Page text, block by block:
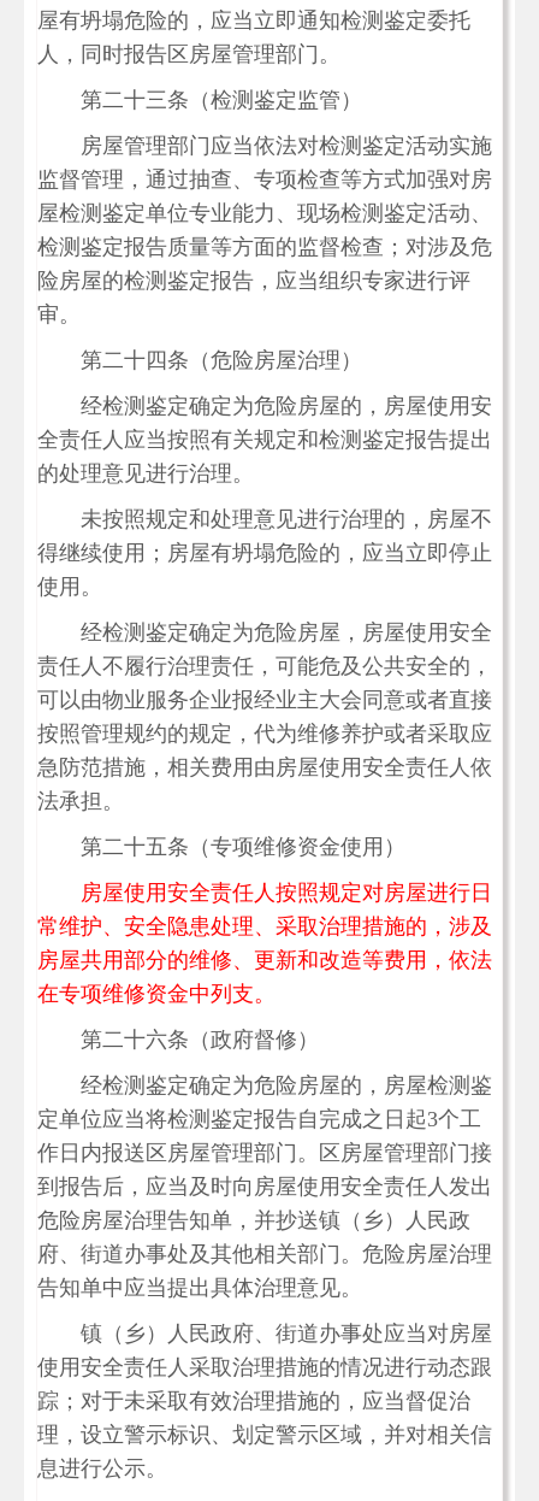
屋有坍塌危险的，应当立即通知检测鉴定委托
人，同时报告区房屋管理部门。
第二十三条（检测鉴定监管）
房屋管理部门应当依法对检测鉴定活动实施
监督管理，通过抽查、专项检查等方式加强对房
屋检测鉴定单位专业能力、现场检测鉴定活动、
检测鉴定报告质量等方面的监督检查；对涉及危
险房屋的检测鉴定报告，应当组织专家进行评
审。
第二十四条（危险房屋治理）
经检测鉴定确定为危险房屋的，房屋使用安
全责任人应当按照有关规定和检测鉴定报告提出
的处理意见进行治理。
未按照规定和处理意见进行治理的，房屋不
得继续使用；房屋有坍塌危险的，应当立即停止
使用。
经检测鉴定确定为危险房屋，房屋使用安全
责任人不履行治理责任，可能危及公共安全的，
可以由物业服务企业报经业主大会同意或者直接
按照管理规约的规定，代为维修养护或者采取应
急防范措施，相关费用由房屋使用安全责任人依
法承担。
第二十五条（专项维修资金使用）
房屋使用安全责任人按照规定对房屋进行日
常维护、安全隐患处理、采取治理措施的，涉及
房屋共用部分的维修、更新和改造等费用，依法
在专项维修资金中列支。
第二十六条（政府督修）
经检测鉴定确定为危险房屋的，房屋检测鉴
定单位应当将检测鉴定报告自完成之日起3个工
作日内报送区房屋管理部门。区房屋管理部门接
到报告后，应当及时向房屋使用安全责任人发出
危险房屋治理告知单，并抄送镇（乡）人民政
府、街道办事处及其他相关部门。危险房屋治理
告知单中应当提出具体治理意见。
镇（乡）人民政府、街道办事处应当对房屋
使用安全责任人采取治理措施的情况进行动态跟
踪；对于未采取有效治理措施的，应当督促治
理，设立警示标识、划定警示区域，并对相关信
息进行公示。